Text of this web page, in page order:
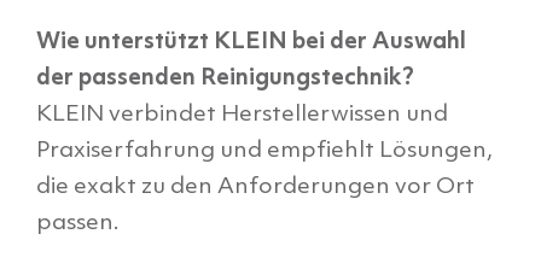
Wie unterstützt KLEIN bei der Auswahl
der passenden Reinigungstechnik?
KLEIN verbindet Herstellerwissen und
Praxiserfahrung und empfiehlt Lösungen,
die exakt zu den Anforderungen vor Ort
passen.